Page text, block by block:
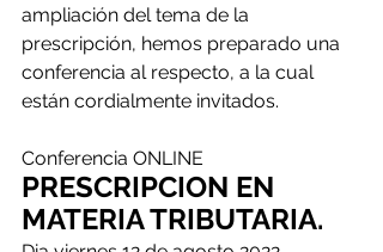
ampliación del tema de la
prescripción, hemos preparado una
conferencia al respecto, a la cual
están cordialmente invitados.
Conferencia ONLINE
PRESCRIPCION EN
MATERIA TRIBUTARIA.